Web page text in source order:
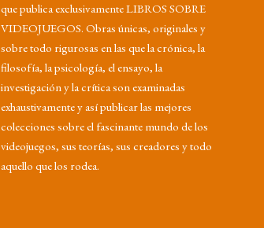
que publica exclusivamente LIBROS SOBRE
VIDEOJUEGOS. Obras únicas, originales y
sobre todo rigurosas en las que la crónica, la
filosofía, la psicología, el ensayo, la
investigación y la crítica son examinadas
exhaustivamente y así publicar las mejores
colecciones sobre el fascinante mundo de los
videojuegos, sus teorías, sus creadores y todo
aquello que los rodea.